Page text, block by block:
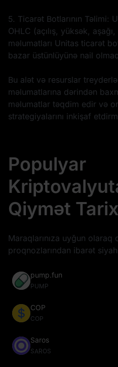
5. Ticarət Botlarının Təlimi:
OHLC (açılış, yüksək,
məlumatları Unitas ticarət
bazar üstünlüyünə nail
Bu alət və resurslar
məlumatlarına dərindən
məlumatlar təqdim edir və
strategiyalarını inkişaf
Populyar
Qiymət
Maraqlarınıza uyğun
proqnozlarından ibarət
pump.fun
PUMP
COP
COP
Saros
SAROS